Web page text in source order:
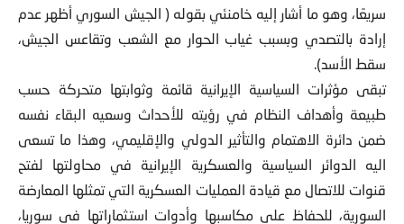
سريعًا، وهو ما أشار إليه خامنئي بقوله ( الجيش السوري أظهر عدم
إرادة بالتصدي وبسبب غياب الحوار مع الشعب وتقاعس الجيش،
سقط الأسد).
تبقى مؤثرات السياسية الإيرانية قائمة وثوابتها متحركة حسب
طبيعة وأهداف النظام في رؤيته للأحداث وسعيه البقاء نفسه
ضمن دائرة الاهتمام والتأثير الدولي والإقليمي، وهذا ما تسعى
اليه الدوائر السياسية والعسكرية الإيرانية في محاولتها لفتح
قنوات للاتصال مع قيادة العمليات العسكرية التي تمثلها المعارضة
السورية، للحفاظ على مكاسبها وأدوات استثماراتها في سوريا،